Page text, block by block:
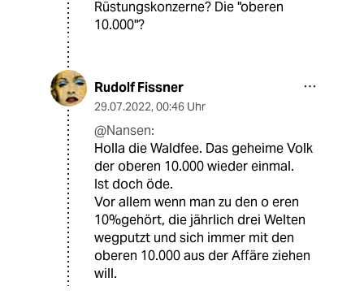
Rüstungskonzerne? Die "oberen
10.000"?
Rudolf Fissner
29.07.2022, 00:46 Uhr
@Nansen:
Holla die Waldfee. Das geheime Volk
der oberen 10.000 wieder einmal.
Ist doch öde.
Vor allem wenn man zu den o eren
10%gehört, die jährlich drei Welten
wegputzt und sich immer mit den
oberen 10.000 aus der Affäre ziehen
will.